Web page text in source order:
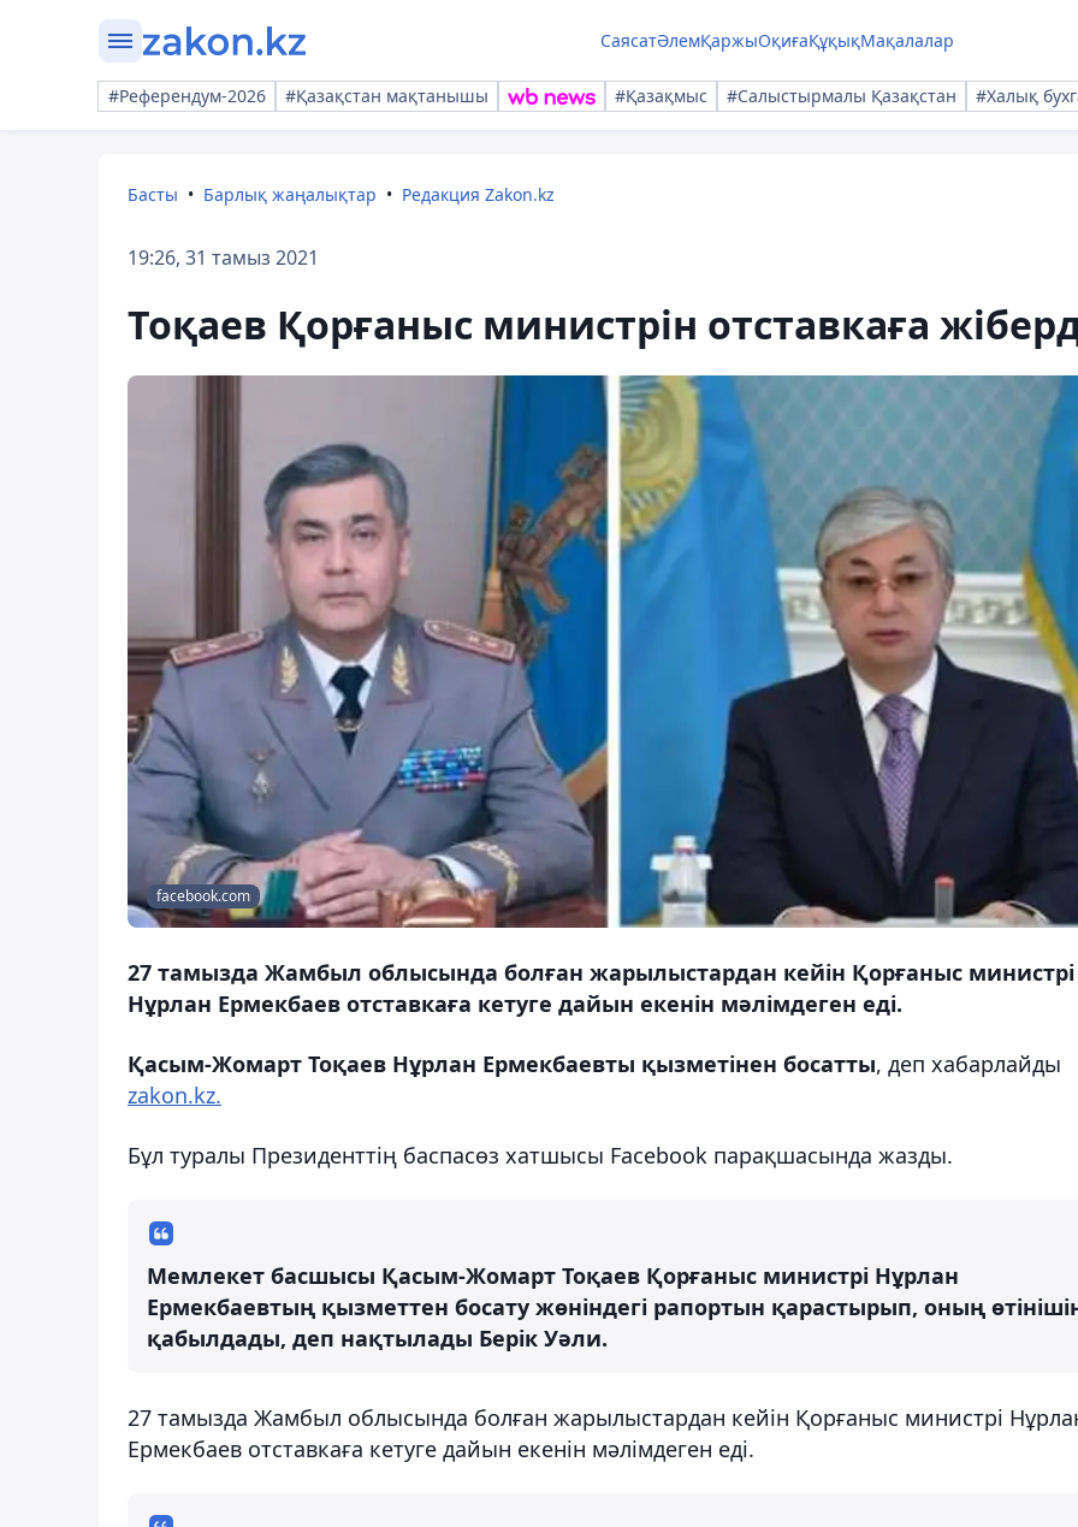
СаясатӘлемҚаржыОқиғаҚұқықМақалалар
#Референдум-2026 #Қазақстан мақтанышы #Қазақмыс #Салыстырмалы Қазақстан #Халық
Басты Барлық жаңалықтар Редакция Zakon.kz
19:26, 31 тамыз 2021
Тоқаев Қорғаныс министрін отставкаға
facebook.com
27 тамызда Жамбыл облысында болған жарылыстардан кейін Қорғаныс министрі
Нұрлан Ермекбаев отставкаға кетуге дайын екенін мәлімдеген еді.
Қасым-Жомарт Тоқаев Нұрлан Ермекбаевты қызметінен босатты, деп хабарлайды
zakon.kz.
Бұл туралы Президенттің баспасөз хатшысы Facebook парақшасында жазды.
Мемлекет басшысы Қасым-Жомарт Тоқаев Қорғаныс министрі Нұрлан
Ермекбаевтың қызметтен босату жөніндегі рапортын қарастырып, оның
қабылдады, деп нақтылады Берік Уәли.
27 тамызда Жамбыл облысында болған жарылыстардан кейін Қорғаныс министрі
Ермекбаев отставкаға кетуге дайын екенін мәлімдеген еді.